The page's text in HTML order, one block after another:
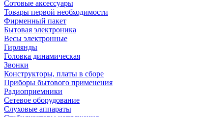
Сотовые аксессуары
Товары первой необходимости
Фирменный пакет
Бытовая электроника
Весы электронные
Гирлянды
Головка динамическая
Звонки
Конструкторы, платы в сборе
Приборы бытового применения
Радиоприемники
Сетевое оборудование
Слуховые аппараты